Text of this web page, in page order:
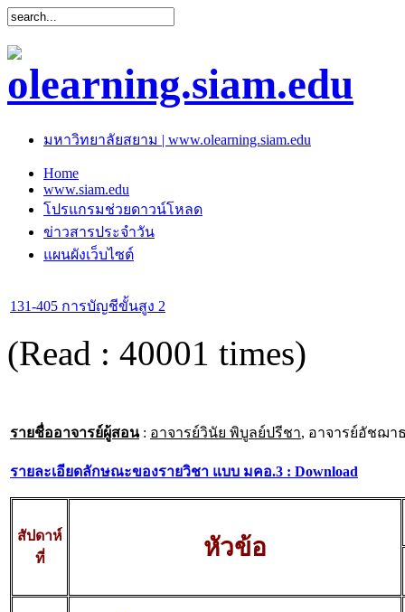
มหาวิทยาลัยสยาม | www.olearning.siam.edu
Home
www.siam.edu
โปรแกรมช่วยดาวน์โหลด
ข่าวสารประจำวัน
แผนผังเว็บไซต์
131-405 การบัญชีขั้นสูง 2
(Read : 40001 times)
รายชื่ออาจารย์ผู้สอน: อาจารย์วินัย พิบูลย์ปรีชา, อาจารย์อัชฌา
รายละเอียดลักษณะของรายวิชา แบบ มคอ.3 : Download
สัปดาห์
ที่
หัวข้อ